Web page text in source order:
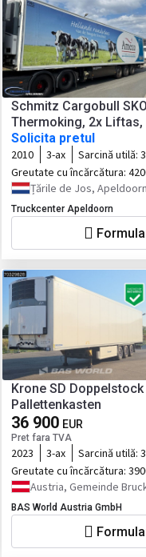
Schmitz Cargobull
Thermoking, 2x Liftas,
Solicita pretul
2010 3-ax Sarcină utilă:
Greutate cu încărcătura:
Țările de Jos,
Truckcenter Apeldoorn
Krone SD
Pallettenkasten
36 900 EUR
Pret fara TVA
2023 3-ax Sarcină utilă:
Greutate cu încărcătura:
Austria, Gemeinde
BAS World Austria GmbH